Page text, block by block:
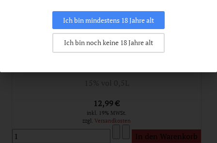
15% vol 0,5L
12,99 €
inkl. 19% MWSt.
zzgl. Versandkosten
Ich bin mindestens 18 Jahre alt
Ich bin noch keine 18 Jahre alt